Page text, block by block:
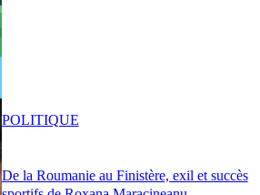
De la Roumanie au Finistère, exil et succès
POLITIQUE